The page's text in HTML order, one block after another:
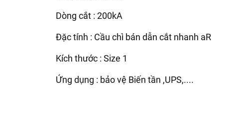
Dòng cắt : 200kA
Đặc tính : Cầu chì bán dẫn cắt nhanh aR
Kích thước : Size 1
Ứng dụng : bảo vệ Biến tần ,UPS,....